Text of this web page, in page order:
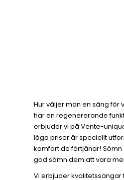
Hur väljer man en säng för
har en regenererande
erbjuder vi på Vente-
låga priser är speciellt
komfort de förtjänar!
god sömn dem att vara
Vi erbjuder